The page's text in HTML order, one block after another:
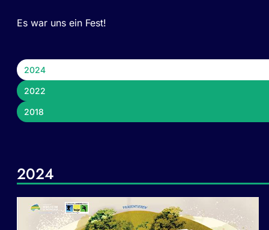
Es war uns ein Fest!
2024
2022
2018
2024